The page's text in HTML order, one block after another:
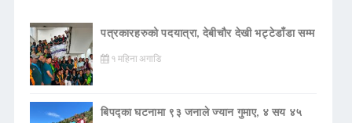
पत्रकारहरुको पदयात्रा, देबीचौर देखी भट्टेडाँडा सम्म
१ महिना अगाडि
बिपद्का घटनामा ९३ जनाले ज्यान गुमाए, ४ सय ४५